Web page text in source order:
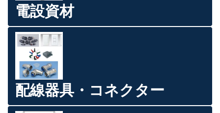
電設資材
配線器具・コネクター